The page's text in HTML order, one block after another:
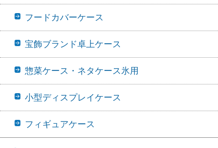
フードカバーケース
宝飾ブランド卓上ケース
惣菜ケース・ネタケース氷用
小型ディスプレイケース
フィギュアケース